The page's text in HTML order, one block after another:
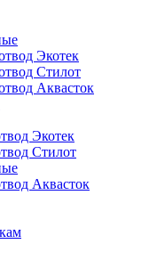
Экотек
Стилот
Аквасток
Экотек
Стилот
Аквасток